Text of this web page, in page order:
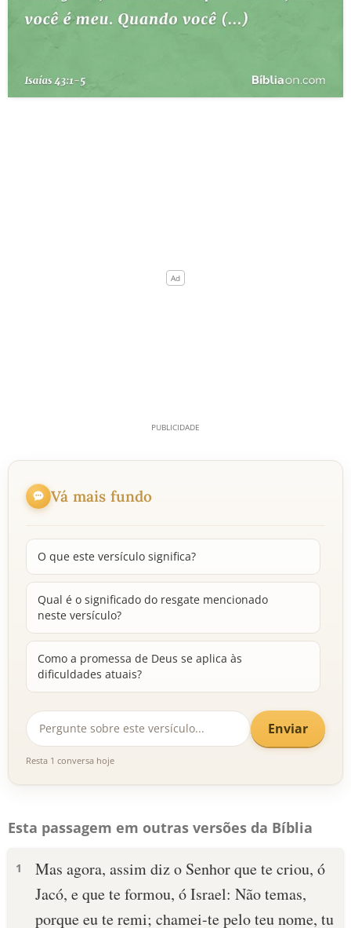
Vá mais fundo
O que este versículo significa?
Qual é o significado do resgate mencionado
neste versículo?
Como a promessa de Deus se aplica às
dificuldades atuais?
Enviar
Resta 1 conversa hoje
Esta passagem em outras versões da Bíblia
1
Mas agora, assim diz o Senhor que te criou, ó
Jacó, e que te formou, ó Israel: Não temas,
porque eu te remi; chamei-te pelo teu nome, tu